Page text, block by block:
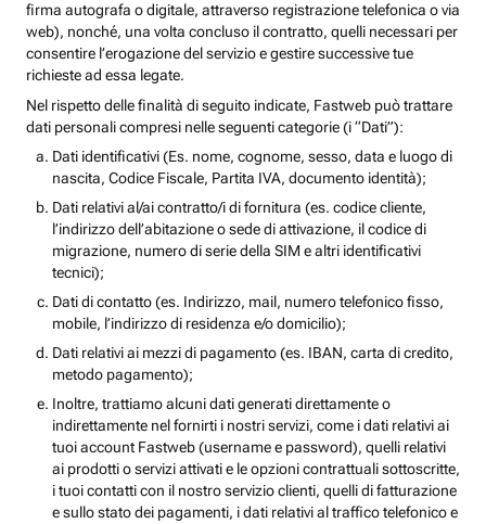
firma autografa o digitale, attraverso registrazione telefonica o via
web), nonché, una volta concluso il contratto, quelli necessari per
consentire l’erogazione del servizio e gestire successive tue
richieste ad essa legate.
Nel rispetto delle finalità di seguito indicate, Fastweb può trattare
dati personali compresi nelle seguenti categorie (i “Dati”):
Dati identificativi (Es. nome, cognome, sesso, data e luogo di
nascita, Codice Fiscale, Partita IVA, documento identità);
Dati relativi al/ai contratto/i di fornitura (es. codice cliente,
l’indirizzo dell’abitazione o sede di attivazione, il codice di
migrazione, numero di serie della SIM e altri identificativi
tecnici);
Dati di contatto (es. Indirizzo, mail, numero telefonico fisso,
mobile, l’indirizzo di residenza e/o domicilio);
Dati relativi ai mezzi di pagamento (es. IBAN, carta di credito,
metodo pagamento);
Inoltre, trattiamo alcuni dati generati direttamente o
indirettamente nel fornirti i nostri servizi, come i dati relativi ai
tuoi account Fastweb (username e password), quelli relativi
ai prodotti o servizi attivati e le opzioni contrattuali sottoscritte,
i tuoi contatti con il nostro servizio clienti, quelli di fatturazione
e sullo stato dei pagamenti, i dati relativi al traffico telefonico e